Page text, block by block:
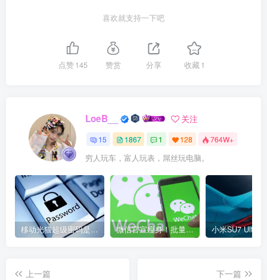
喜欢就支持一下吧
点赞145 赞赏 分享 收藏1
LoeB__ 关注
15 1867 1 128 764W+
穷人玩车，富人玩表，屌丝玩电脑。
移动光猫超级密码是多少？移动光猫超级管理员后台账号与密码 微信官宣瘦身！批量清理原图新功能来了 安卓、iOS均可使用
上一篇
下一篇